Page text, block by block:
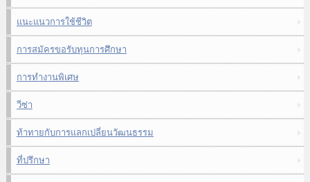
แนะแนวการใช้ชีวิต
การสมัครขอรับทุนการศึกษา
การทำงานพิเศษ
วีซ่า
ท้าทายกับการแลกเปลี่ยนวัฒนธรรม
ที่ปรึกษา